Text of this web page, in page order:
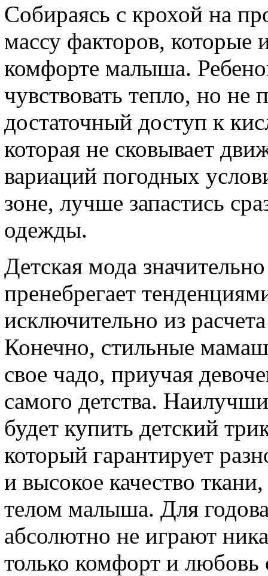
Собираясь с крохой на
массу факторов,
комфорте малыша.
чувствовать тепло, но не
достаточный доступ к
которая не сковывает
вариаций погодных
зоне, лучше запастись
одежды.
Детская мода
пренебрегает
исключительно из
Конечно, стильные
свое чадо, приучая
самого детства.
будет купить детский
который гарантирует
и высокое качество
телом малыша. Для
абсолютно не играют
только комфорт и любовь